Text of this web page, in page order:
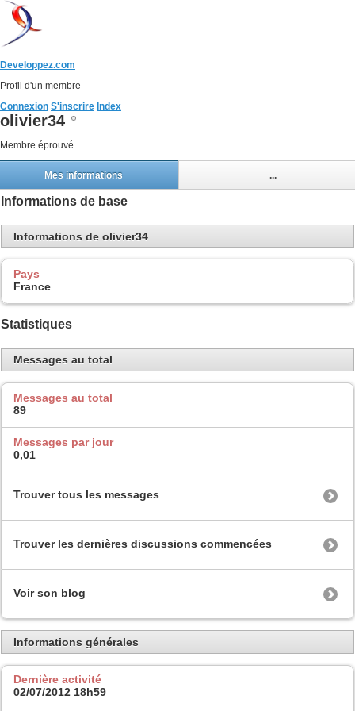
Developpez.com
Profil d'un membre
Connexion S'inscrire Index
olivier34
Membre éprouvé
Mes informations ...
Informations de base
Informations de olivier34
Pays
France
Statistiques
Messages au total
Messages au total
89
Messages par jour
0,01
Trouver tous les messages
Trouver les dernières discussions commencées
Voir son blog
Informations générales
Dernière activité
02/07/2012 18h59